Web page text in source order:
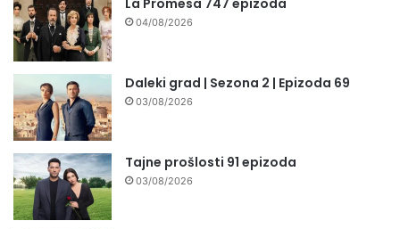
La Promesa 747 epizoda
04/08/2026
Daleki grad | Sezona 2 | Epizoda 69
03/08/2026
Tajne prošlosti 91 epizoda
03/08/2026